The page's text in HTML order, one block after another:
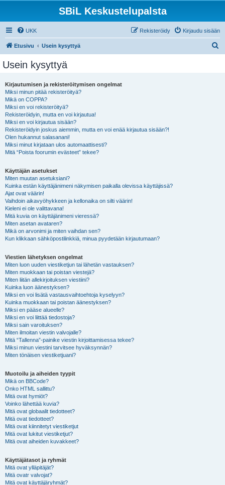
SBiL Keskustelupalsta
UKK Kirjaudu sisään
Rekisteröidy
Etusivu Usein kysyttyä
Usein kysyttyä
Kirjautumisen ja rekisteröitymisen ongelmat
Miksi minun pitää rekisteröityä?
Mikä on COPPA?
Miksi en voi rekisteröityä?
Rekisteröidyin, mutta en voi kirjautua!
Miksi en voi kirjautua sisään?
Rekisteröidyin joskus aiemmin, mutta en voi enää kirjautua sisään?!
Olen hukannut salasanani!
Miksi minut kirjataan ulos automaattisesti?
Mitä “Poista foorumin evästeet” tekee?
Käyttäjän asetukset
Miten muutan asetuksiani?
Kuinka estän käyttäjänimeni näkymisen paikalla olevissa käyttäjissä?
Ajat ovat väärin!
Vaihdoin aikavyöhykkeen ja kellonaika on silti väärin!
Kieleni ei ole valittavana!
Mitä kuvia on käyttäjänimeni vieressä?
Miten asetan avataren?
Mikä on arvonimi ja miten vaihdan sen?
Kun klikkaan sähköpostilinkkiä, minua pyydetään kirjautumaan?
Viestien lähetyksen ongelmat
Miten luon uuden viestiketjun tai lähetän vastauksen?
Miten muokkaan tai poistan viestejä?
Miten liitän allekirjoituksen viestiini?
Kuinka luon äänestyksen?
Miksi en voi lisätä vastausvaihtoehtoja kyselyyn?
Kuinka muokkaan tai poistan äänestyksen?
Miksi en pääse alueelle?
Miksi en voi liittää tiedostoja?
Miksi sain varoituksen?
Miten ilmoitan viestin valvojalle?
Mitä “Tallenna”-painike viestin kirjoittamisessa tekee?
Miksi minun viestini tarvitsee hyväksynnän?
Miten tönäisen viestiketjuani?
Muotoilu ja aiheiden tyypit
Mikä on BBCode?
Onko HTML sallittu?
Mitä ovat hymiöt?
Voinko lähettää kuvia?
Mitä ovat globaalit tiedotteet?
Mitä ovat tiedotteet?
Mitä ovat kiinnitetyt viestiketjut
Mitä ovat lukitut viestiketjut?
Mitä ovat aiheiden kuvakkeet?
Käyttäjätasot ja ryhmät
Mitä ovat ylläpitäjät?
Mitä ovatr valvojat?
Mitä ovat käyttäjäryhmät?